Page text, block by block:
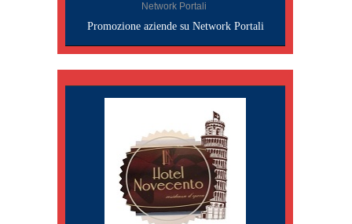
Network Portali
Promozione aziende su Network Portali